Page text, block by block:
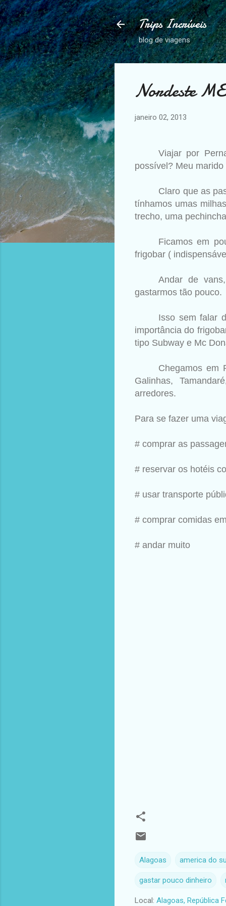
Trips Incríveis
blog de viagens
Nordeste
janeiro 02, 2013
Viajar por
possível? Meu
Claro que as
tínhamos umas
trecho, uma
Ficamos em
frigobar (
Andar de
gastarmos tão pouco.
Isso sem falar
importância do
tipo Subway e Mc
Chegamos em
Galinhas,
arredores.
Para se fazer uma
# comprar as
# reservar os hotéis
# usar transporte
# comprar comidas
# andar muito
Alagoas america do
gastar pouco dinheiro
Local: Alagoas, República